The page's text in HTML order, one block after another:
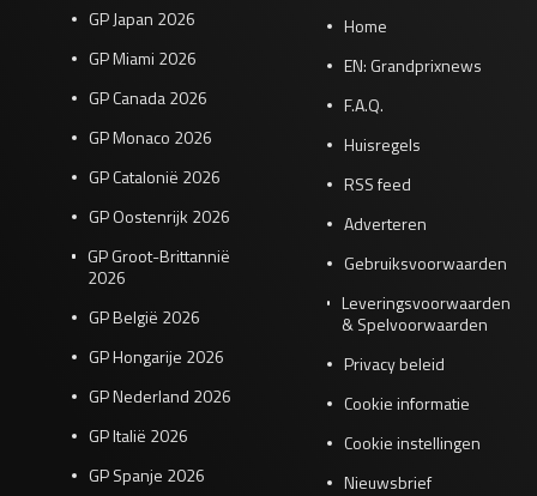
GP Japan 2026
GP Miami 2026
GP Canada 2026
GP Monaco 2026
GP Catalonië 2026
GP Oostenrijk 2026
GP Groot-Brittannië
2026
GP België 2026
GP Hongarije 2026
GP Nederland 2026
GP Italië 2026
GP Spanje 2026
Home
EN: Grandprixnews
F.A.Q.
Huisregels
RSS feed
Adverteren
Gebruiksvoorwaarden
Leveringsvoorwaarden
& Spelvoorwaarden
Privacy beleid
Cookie informatie
Cookie instellingen
Nieuwsbrief